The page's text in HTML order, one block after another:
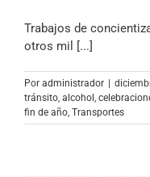
Trabajos de
otros mil [...]
Por administrador
tránsito, alcohol ,
fin de año, Transportes